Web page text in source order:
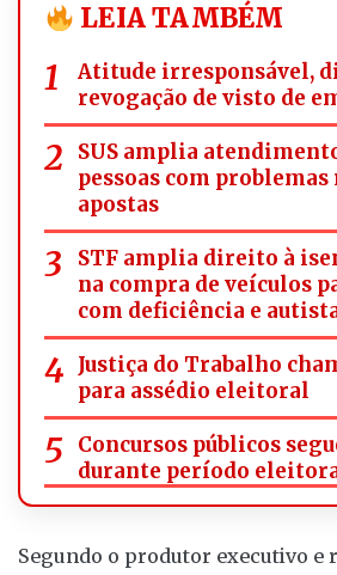
LEIA TAMBÉM
Atitude irresponsável,
revogação de visto de
SUS amplia
pessoas com
apostas
STF amplia direito à
na compra de veículos
com deficiência e
Justiça do Trabalho
para assédio eleitoral
Concursos públicos
durante período
Segundo o produtor executivo e